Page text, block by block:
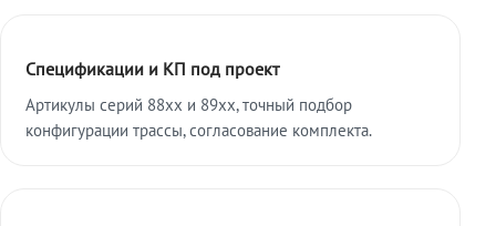
Спецификации и КП под проект
Артикулы серий 88xx и 89xx, точный подбор
конфигурации трассы, согласование комплекта.